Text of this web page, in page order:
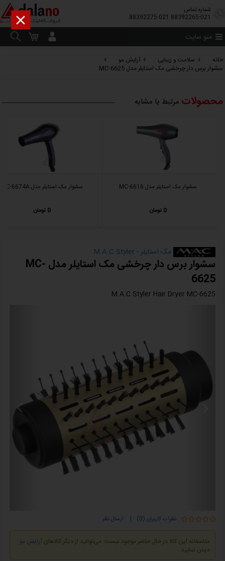
شماره تماس
88392265-021
88392275-021
منو سایت
خانه سلامت و زیبایی
آرایش مو
سشوار برس دار چرخشی مک استایلر مدل MC-6625
محصولات مرتبط یا مشابه
سشوار مک استایلر مدل MC-6616
0 تومان
سشوار مک استایلر مدل MC-6674A
0 تومان
مک استایلر - M.A.C Styler
سشوار برس دار چرخشی مک استایلر مدل MC-
6625
M.A.C Styler Hair Dryer MC-6625
نظرات کاربران (0) | ارسال نظر
متاسفانه این کالا در حال حاضر موجود نیست. می‌توانید از دیگر کالاهایآرایش مو
دیدن نمایید.
